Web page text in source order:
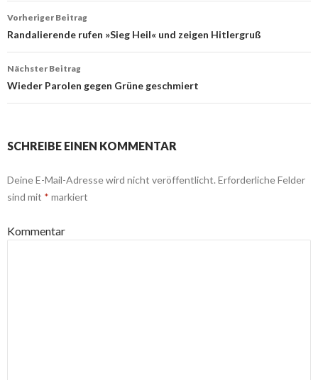
Beitrags-
Navigation
Vorheriger Beitrag
Randalierende rufen »Sieg Heil« und zeigen Hitlergruß
Nächster Beitrag
Wieder Parolen gegen Grüne geschmiert
SCHREIBE EINEN KOMMENTAR
Deine E-Mail-Adresse wird nicht veröffentlicht. Erforderliche Felder
sind mit * markiert
Kommentar